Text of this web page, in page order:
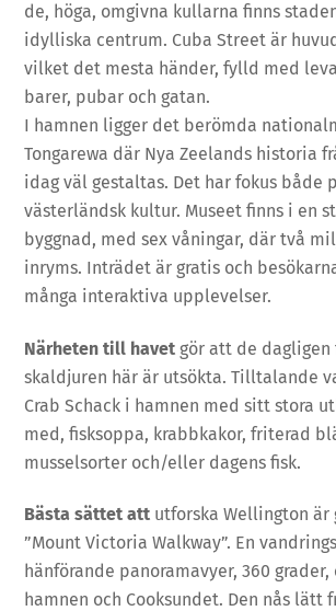
de, höga, omgivna kullarna finns
idylliska centrum. Cuba Street är
vilket det mesta händer, fylld med
barer, pubar och gatan.
I hamnen ligger det berömda
Tongarewa där Nya Zeelands historia
idag väl gestaltas. Det har fokus både
västerländsk kultur. Museet finns i en
byggnad, med sex våningar, där två
inryms. Inträdet är gratis och
många interaktiva upplevelser.
Närheten till havetgör att de dagligen
skaldjuren här är utsökta. Tilltalande
Crab Schack i hamnen med sitt stora
med, fisksoppa, krabbkakor, friterad
musselsorter och/eller dagens fisk.
Bästa sättet att utforska Wellington är
”Mount Victoria Walkway”. En
hänförande panoramavyer, 360 grader,
hamnen och Cooksundet. Den nås lätt